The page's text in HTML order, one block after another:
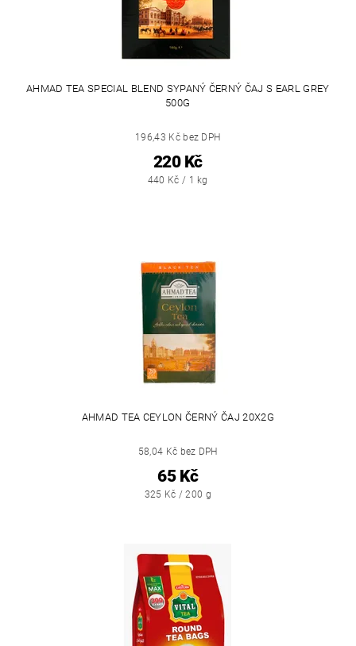
AHMAD TEA SPECIAL BLEND SYPANÝ ČERNÝ ČAJ S EARL GREY
500G
196,43 Kč bez DPH
220 Kč
440 Kč / 1 kg
AHMAD TEA CEYLON ČERNÝ ČAJ 20X2G
58,04 Kč bez DPH
65 Kč
325 Kč / 200 g